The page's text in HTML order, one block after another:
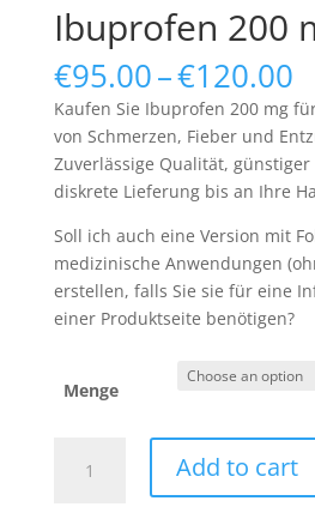
Ibuprofen 200
€95.00–€120.00
Kaufen Sie Ibuprofen 200 mg
von Schmerzen, Fieber und
Zuverlässige Qualität,
diskrete Lieferung bis an Ihre
Soll ich auch eine Version mit
medizinische Anwendungen
erstellen, falls Sie sie für eine
einer Produktseite benötigen?
Menge
Add to cart